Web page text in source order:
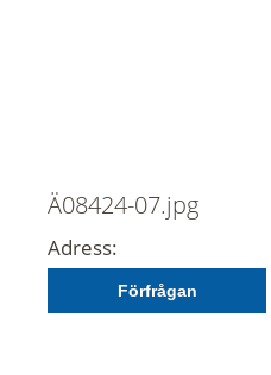
Ä08424-07.jpg
Adress:
Förfrågan